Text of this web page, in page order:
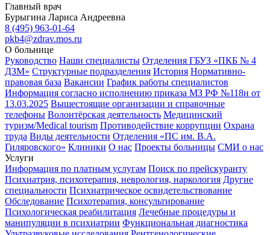
Главный врач
Бурыгина Лариса Андреевна
8 (495) 963-01-64
pkb4@zdrav.mos.ru
О больнице
Руководство Наши специалисты Отделения ГБУЗ «ПКБ № 4
ДЗМ» Структурные подразделения История Нормативно-
правовая база Вакансии График работы специалистов
Информация согласно исполнению приказа МЗ РФ №118н от
13.03.2025 Вышестоящие организации и справочные
телефоны Волонтёрская деятельность Медицинский
туризм/Medical tourism Противодействие коррупции Охрана
труда Виды деятельности Отделения «ПС им. В.А.
Гиляровского» Клиники О нас Проекты больницы СМИ о нас
Услуги
Информация по платным услугам Поиск по прейскуранту
Психиатрия, психотерапия, неврология, наркология Другие
специальности Психиатрическое освидетельствование
Обследование Психотерапия, консультирование
Психологическая реабилитация Лечебные процедуры и
манипуляции в психиатрии Функциональная диагностика